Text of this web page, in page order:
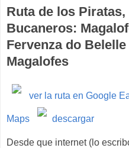
Ruta de los
Bucaneros:
Fervenza do
Magalofes
ver la ruta en Google
Maps descargar
Desde que internet (lo